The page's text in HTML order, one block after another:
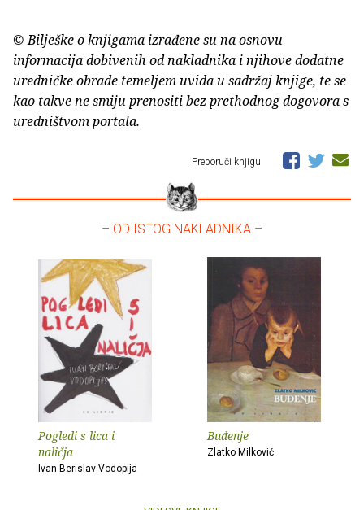
© Bilješke o knjigama izrađene su na osnovu
informacija dobivenih od nakladnika i njihove dodatne
uredničke obrade temeljem uvida u sadržaj knjige, te se
kao takve ne smiju prenositi bez prethodnog dogovora s
uredništvom portala.
Preporuči knjigu
– OD ISTOG NAKLADNIKA –
Pogledi s lica i
naličja
Ivan Berislav Vodopija
Buđenje
Zlatko Milković